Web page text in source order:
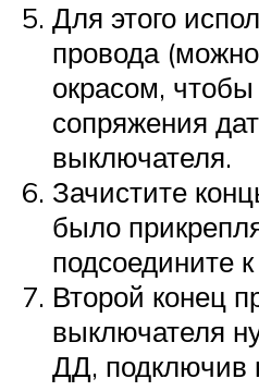
Для этого
провода
окрасом,
сопряжения
выключателя.
Зачистите
было
подсоедините
Второй конец
выключателя
ДД, подключив